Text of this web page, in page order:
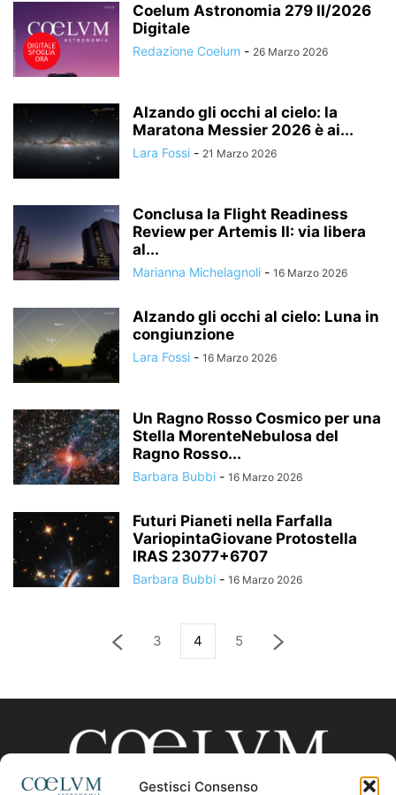
Gestisci Consenso
Coelum Astronomia 279 II/2026
Digitale
Redazione Coelum - 26 Marzo 2026
Alzando gli occhi al cielo: la
Maratona Messier 2026 è ai...
Lara Fossi - 21 Marzo 2026
Conclusa la Flight Readiness
Review per Artemis II: via libera
al...
Marianna Michelagnoli - 16 Marzo 2026
Alzando gli occhi al cielo: Luna in
congiunzione
Lara Fossi - 16 Marzo 2026
Un Ragno Rosso Cosmico per una
Stella MorenteNebulosa del
Ragno Rosso...
Barbara Bubbi - 16 Marzo 2026
Futuri Pianeti nella Farfalla
VariopintaGiovane Protostella
IRAS 23077+6707
Barbara Bubbi - 16 Marzo 2026
3 4 5